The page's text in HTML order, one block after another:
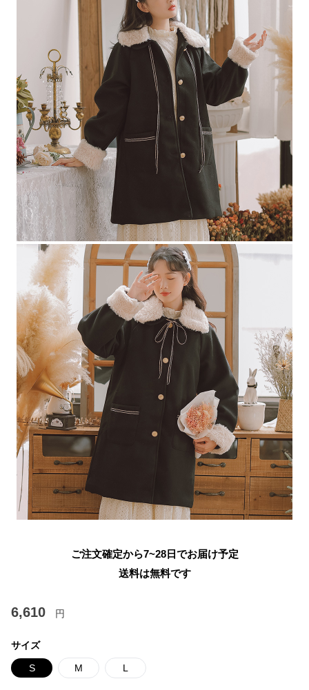
ご注文確定から7~28日でお届け予定
送料は無料です
6,610 円
サイズ
S M L